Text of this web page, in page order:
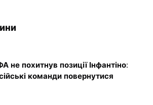
не похитнув позиції Інфантіно:
команди повернутися